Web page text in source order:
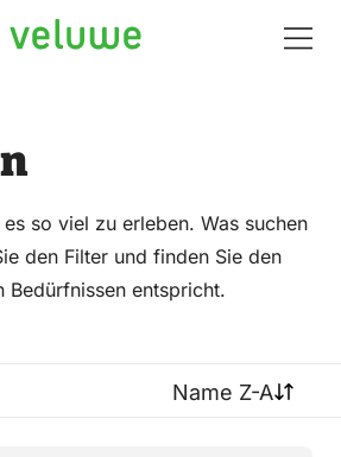
Veluwe
so viel zu erleben. Was suchen
den Filter und finden Sie den
Bedürfnissen entspricht.
Name Z-A